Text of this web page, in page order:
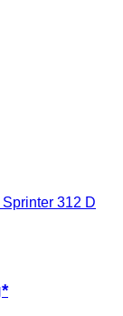
312 D